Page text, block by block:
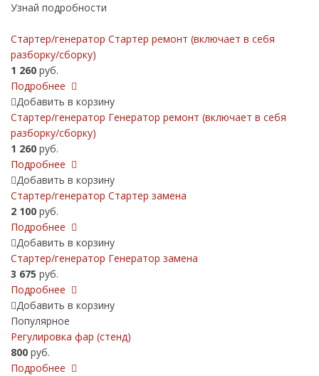
Узнай подробности
Стартер/генератор Стартер ремонт (включает в себя
разборку/сборку)
1 260 руб.
Подробнее
Добавить в корзину
Стартер/генератор Генератор ремонт (включает в себя
разборку/сборку)
1 260 руб.
Подробнее
Добавить в корзину
Стартер/генератор Стартер замена
2 100 руб.
Подробнее
Добавить в корзину
Стартер/генератор Генератор замена
3 675 руб.
Подробнее
Добавить в корзину
Популярное
Регулировка фар (стенд)
800 руб.
Подробнее